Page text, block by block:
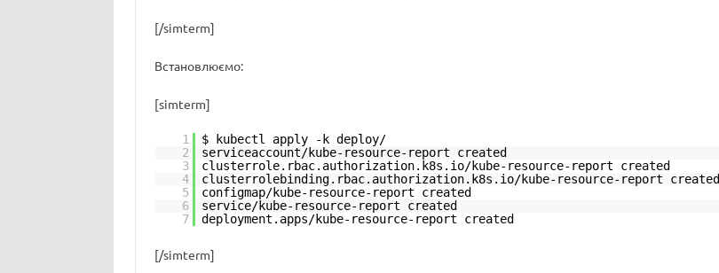
[/simterm]
Встановлюємо:
[simterm]
1
$ kubectl apply -k deploy/
2
serviceaccount/kube-resource-report created
3
clusterrole.rbac.authorization.k8s.io/kube-resource-report created
4
clusterrolebinding.rbac.authorization.k8s.io/kube-resource-report created
5
configmap/kube-resource-report created
6
service/kube-resource-report created
7
deployment.apps/kube-resource-report created
[/simterm]